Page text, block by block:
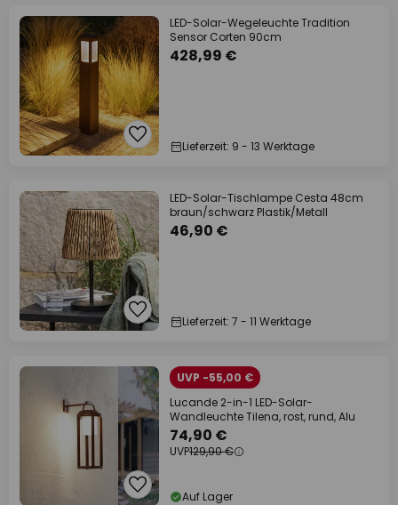
LED-Solar-Wegeleuchte Tradition
Sensor Corten 90cm
428,99 €
Lieferzeit: 9 - 13 Werktage
LED-Solar-Tischlampe Cesta 48cm
braun/schwarz Plastik/Metall
46,90 €
Lieferzeit: 7 - 11 Werktage
UVP -55,00 €
Lucande 2-in-1 LED-Solar-
Wandleuchte Tilena, rost, rund, Alu
74,90 €
UVP129,90 €
Auf Lager